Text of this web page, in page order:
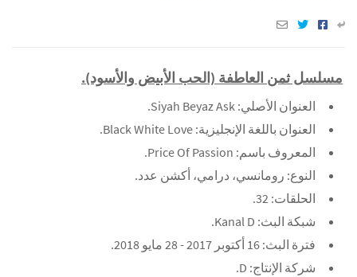
مسلسل ثمن العاطفة (الحب الأبيض والأسود).
العنوان الأصلي: Siyah Beyaz Ask.
العنوان باللغة الإنجليزية: Black White Love.
المعروف باسم: Price Of Passion.
النوع: رومانسي، درامي، أكشن عدد.
الحلقات: 32.
شبكة البث: Kanal D.
فترة البث: 16 أكتوبر 2017 - 28 مايو 2018.
شركة الإنتاج: D.